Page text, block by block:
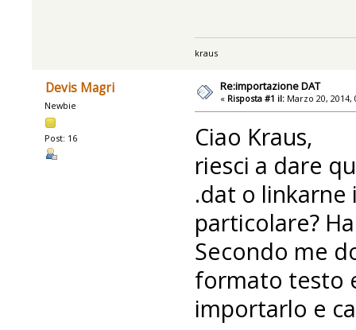
kraus
Devis Magri
Newbie
Post: 16
Re:importazione DAT
« Risposta #1 il: Marzo 20, 2014,
Ciao Kraus,
riesci a dare
.dat o linkarne
particolare?
Secondo me
formato testo
importarlo e